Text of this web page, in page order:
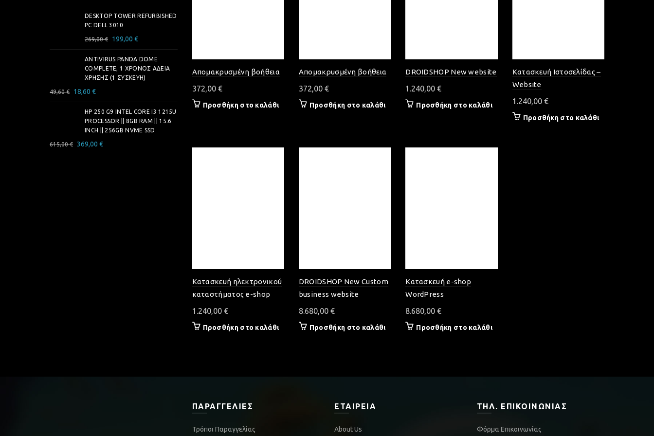
Απομακρυσμένη βοήθεια
372,00 €
Προσθήκη στο καλάθι
Απομακρυσμένη βοήθεια
372,00 €
Προσθήκη στο καλάθι
DROIDSHOP New website
1.240,00€
Προσθήκη στο καλάθι
Κατασκευή Ιστοσελίδας –
Website
1.240,00 €
Προσθήκη στο καλάθι
Κατασκευή ηλεκτρονικού
καταστήματος e-shop
1.240,00 €
Προσθήκη στο καλάθι
DROIDSHOP New Custom
business website
8.680,00 €
Προσθήκη στο καλάθι
Κατασκευή e-shop
WordPress
8.680,00€
Προσθήκη στο καλάθι
DESKTOP TOWER REFURBISHED
PC DELL 3010
269,00€
Original
price
was:
269,00 €.
199,00 €
τρέχουσα
τιμή
είναι:
199,00 €.
ANTIVIRUS PANDA DOME
COMPLETE, 1 ΧΡΌΝΟΣ ΆΔΕΙΑ
ΧΡΉΣΗΣ (1 ΣΥΣΚΕΥΉ)
49,60€
Original
price
49,60 €.
18,60 €
τρέχουσα
τιμή
είναι:
18,60 €.
HP 250 G9 INTEL CORE I3 1215U
PROCESSOR || 8GB RAM || 15.6
INCH || 256GB NVME SSD
615,00€
Original
369,00 €
ΠΑΡΑΓΓΕΛΊΕΣ
Τρόποι Παραγγελίας
ΕΤΑΙΡΕΊΑ
About Us
ΤΗΛ. ΕΠΙΚΟΙΝΩΝΊΑΣ
Φόρμα Επικοινωνίας